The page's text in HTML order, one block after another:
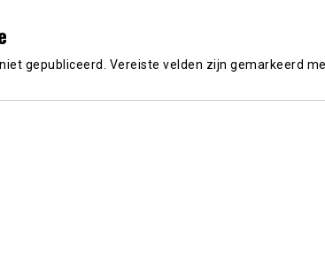
gepubliceerd. Vereiste velden zijn gemarkeerd